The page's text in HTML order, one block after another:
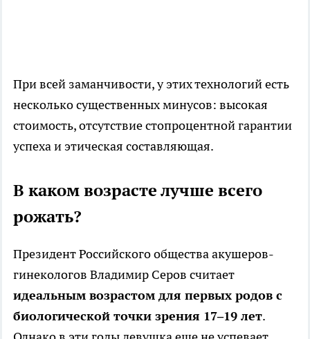
При всей заманчивости, у этих технологий есть
несколько существенных минусов: высокая
стоимость, отсутствие стопроцентной гарантии
успеха и этическая составляющая.
В каком возрасте лучше всего
рожать?
Президент Российского общества акушеров-
гинекологов Владимир Серов считает
идеальным возрастом для первых родов с
биологической точки зрения 17–19 лет.